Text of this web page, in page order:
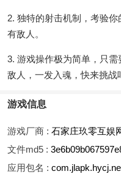
2. 独特的射击机制，考验
有敌人。
3. 游戏操作极为简单，只
敌人，一发入魂，快来挑战
游戏信息
游戏厂商 : 石家庄玖零互娱
文件md5 :
应用包名 :